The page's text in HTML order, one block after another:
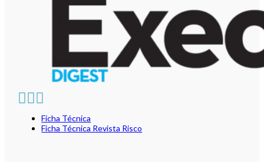
Ficha Técnica
Ficha Técnica Revista Risco